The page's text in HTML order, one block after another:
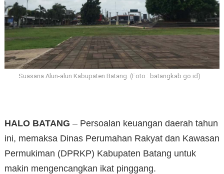
Suasana Alun-alun Kabupaten Batang. (Foto : batangkab.go.id)
HALO BATANG – Persoalan keuangan daerah tahun
ini, memaksa Dinas Perumahan Rakyat dan Kawasan
Permukiman (DPRKP) Kabupaten Batang untuk
makin mengencangkan ikat pinggang.